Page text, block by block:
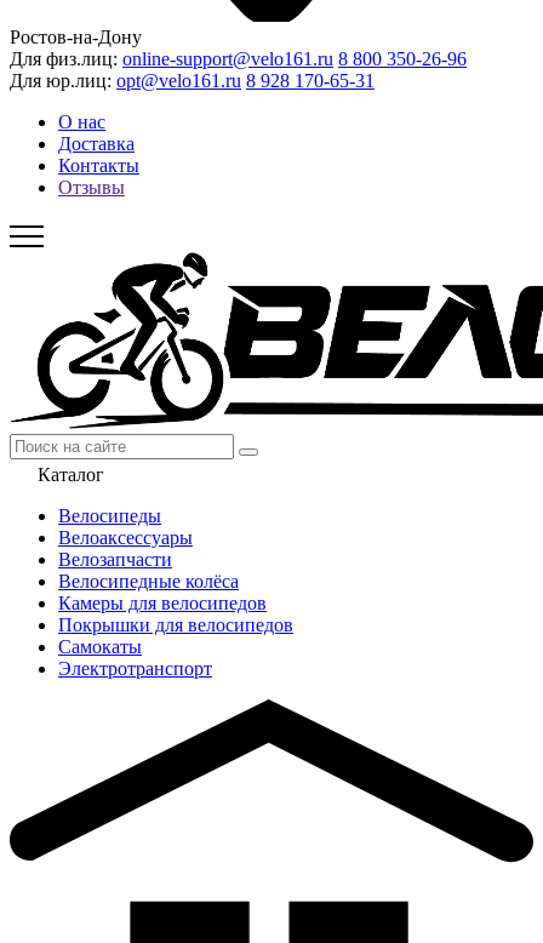
Ростов-на-Дону
Для физ.лиц: online-support@velo161.ru 8 800 350-26-96
Для юр.лиц: opt@velo161.ru 8 928 170-65-31
О нас
Доставка
Контакты
Отзывы
Каталог
Велосипеды
Велоаксессуары
Велозапчасти
Велосипедные колёса
Камеры для велосипедов
Покрышки для велосипедов
Самокаты
Электротранспорт